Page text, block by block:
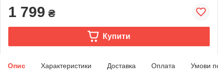
1 799 ₴
Купити
Опис Характеристики Доставка Оплата Умови